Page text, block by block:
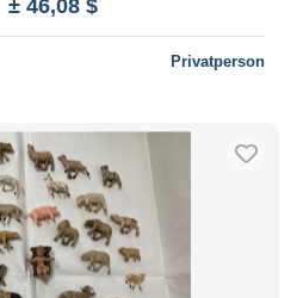
± 46,08 $
Privatperson